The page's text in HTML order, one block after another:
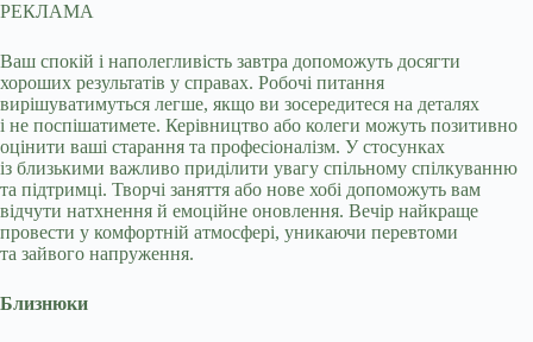
РЕКЛАМА
Ваш спокій і наполегливість завтра допоможуть досягти
хороших результатів у справах. Робочі питання
вирішуватимуться легше, якщо ви зосередитеся на деталях
і не поспішатимете. Керівництво або колеги можуть позитивно
оцінити ваші старання та професіоналізм. У стосунках
із близькими важливо приділити увагу спільному спілкуванню
та підтримці. Творчі заняття або нове хобі допоможуть вам
відчути натхнення й емоційне оновлення. Вечір найкраще
провести у комфортній атмосфері, уникаючи перевтоми
та зайвого напруження.
Близнюки